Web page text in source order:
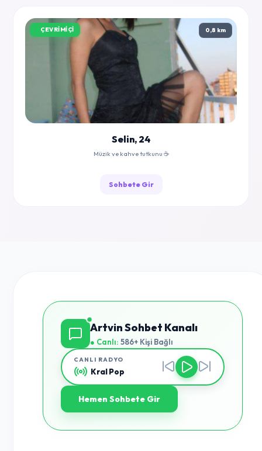
ÇEVRIMIÇI 0,8 km
Selin, 24
Müzik ve kahve tutkunu ☕
Sohbete Gir
Artvin Sohbet Kanalı
● Canlı: 586+ Kişi Bağlı
CANLI RADYO
Kral Pop
Hemen Sohbete Gir